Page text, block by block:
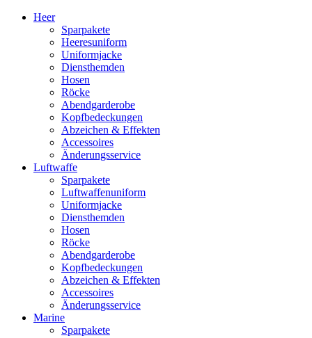
Heer
Sparpakete
Heeresuniform
Uniformjacke
Diensthemden
Hosen
Röcke
Abendgarderobe
Kopfbedeckungen
Abzeichen & Effekten
Accessoires
Änderungsservice
Luftwaffe
Sparpakete
Luftwaffenuniform
Uniformjacke
Diensthemden
Hosen
Röcke
Abendgarderobe
Kopfbedeckungen
Abzeichen & Effekten
Accessoires
Änderungsservice
Marine
Sparpakete